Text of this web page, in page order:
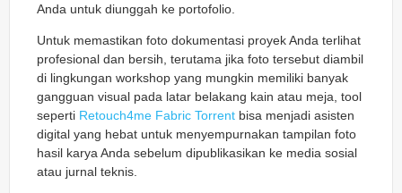
Anda untuk diunggah ke portofolio.
Untuk memastikan foto dokumentasi proyek Anda terlihat
profesional dan bersih, terutama jika foto tersebut diambil
di lingkungan workshop yang mungkin memiliki banyak
gangguan visual pada latar belakang kain atau meja, tool
seperti Retouch4me Fabric Torrent bisa menjadi asisten
digital yang hebat untuk menyempurnakan tampilan foto
hasil karya Anda sebelum dipublikasikan ke media sosial
atau jurnal teknis.